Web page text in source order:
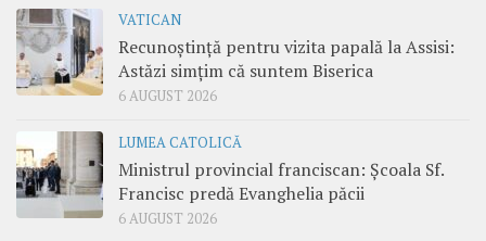
VATICAN
Recunoștință pentru vizita papală la Assisi:
Astăzi simțim că suntem Biserica
6 AUGUST 2026
LUMEA CATOLICĂ
Ministrul provincial franciscan: Școala Sf.
Francisc predă Evanghelia păcii
6 AUGUST 2026